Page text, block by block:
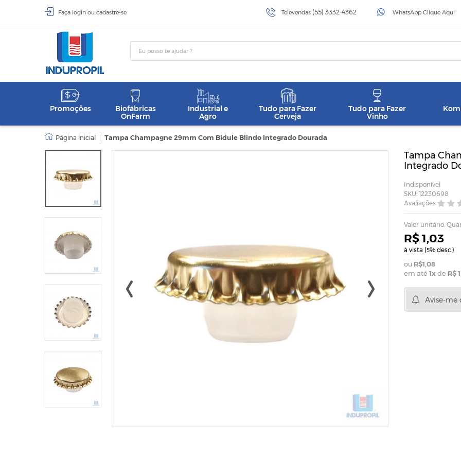
Faça login ou cadastre-se Televendas (55) 3332-4362 WhatsApp Clique Aqui
Promoções
Biofábricas
OnFarm
Industrial e
Agro
Tudo para Fazer
Cerveja
Tudo para Fazer
Vinho
Tampa Champagne 29mm Com Bidule Blindo Integrado Dourada
Tampa
Integrado
Indisponível
SKU: 12230698
Avaliações
Valor unitário.
R$ 1,03
à vista (5% desc.)
R$1,08
em até 1x de R$
Avise-me